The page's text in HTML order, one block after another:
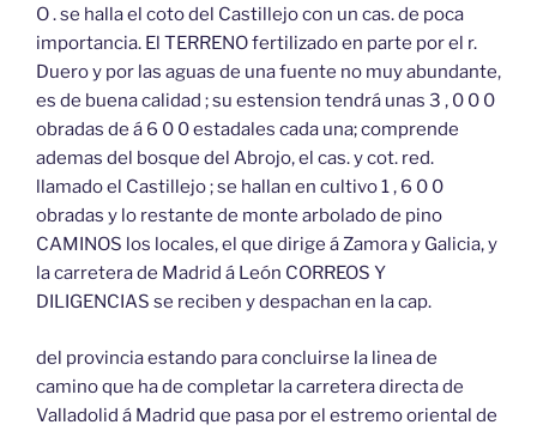
O . se halla el coto del Castillejo con un cas. de poca
importancia. El TERRENO fertilizado en parte por el r.
Duero y por las aguas de una fuente no muy abundante,
es de buena calidad ; su estension tendrá unas 3 , 0 0 0
obradas de á 6 0 0 estadales cada una; comprende
ademas del bosque del Abrojo, el cas. y cot. red.
llamado el Castillejo ; se hallan en cultivo 1 , 6 0 0
obradas y lo restante de monte arbolado de pino
CAMINOS los locales, el que dirige á Zamora y Galicia, y
la carretera de Madrid á León CORREOS Y
DILIGENCIAS se reciben y despachan en la cap.
del provincia estando para concluirse la linea de
camino que ha de completar la carretera directa de
Valladolid á Madrid que pasa por el estremo oriental de